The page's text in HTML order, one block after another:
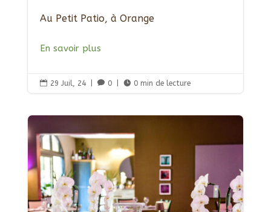
Au Petit Patio, à Orange
En savoir plus
 29 Juil, 24  0  0 min de lecture